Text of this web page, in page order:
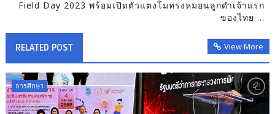
Field Day 2023 พร้อมเปิดตัวแตงโมทรงหมอนลูกดำเจ้าแรก
ของไทย ...
RELATED POST View More
การศึกษา